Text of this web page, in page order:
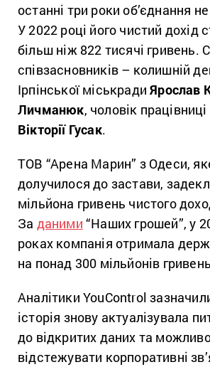
останні три роки об’єднання
У 2022 році його чистий дохід
більш ніж 822 тисячі гривень.
співзасновників – колишній
Ірпінської міськрадиЯрослав
Личманюк, чоловік
Вікторії Гусак.
ТОВ “Арена Марин” з Одеси,
долучилося до застави,
мільйона гривень чистого
За даними “Наших грошей”, у
роках компанія отримала
на понад 300 мільйонів
Аналітики YouControl
історія знову актуалізувала
до відкритих даних та
відстежувати корпоративні